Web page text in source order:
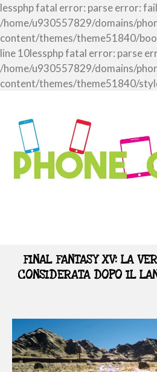
lessphp fatal error: parse error:
/home/u930557829/domains/
content/themes/theme51840/
line 10lessphp fatal error: parse
/home/u930557829/domains/
content/themes/theme51840/
FINAL FANTASY XV: LA
CONSIDERATA DOPO IL